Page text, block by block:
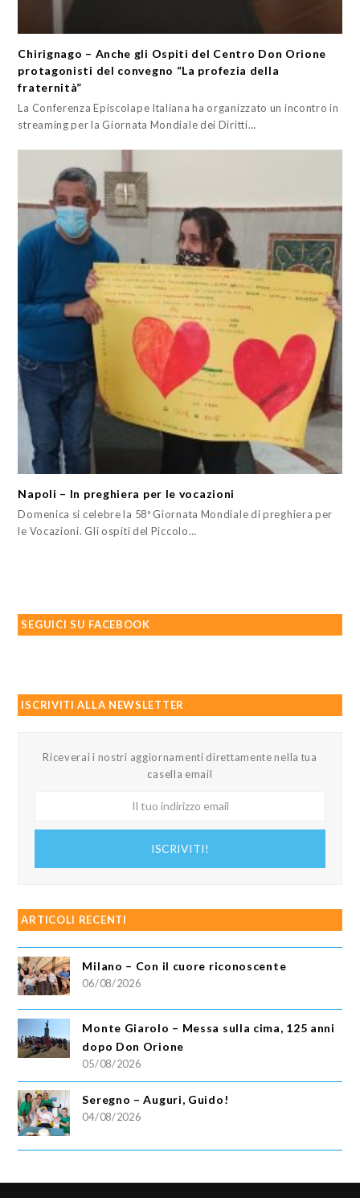
Chirignago – Anche gli Ospiti del Centro Don Orione
protagonisti del convegno “La profezia della
fraternità”
La Conferenza Episcolape Italiana ha organizzato un incontro in
streaming per la Giornata Mondiale dei Diritti…
Napoli – In preghiera per le vocazioni
Domenica si celebre la 58ª Giornata Mondiale di preghiera per
le Vocazioni. Gli ospiti del Piccolo…
SEGUICI SU FACEBOOK
ISCRIVITI ALLA NEWSLETTER
Riceverai i nostri aggiornamenti direttamente nella tua
casella email
ISCRIVITI!
ARTICOLI RECENTI
Milano – Con il cuore riconoscente
06/08/2026
Monte Giarolo – Messa sulla cima, 125 anni
dopo Don Orione
05/08/2026
Seregno – Auguri, Guido!
04/08/2026